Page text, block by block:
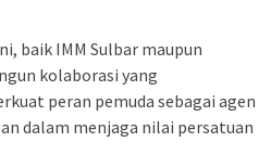
baik IMM Sulbar maupun
kolaborasi yang
peran pemuda sebagai agen
dalam menjaga nilai persatuan